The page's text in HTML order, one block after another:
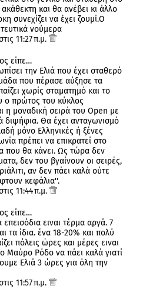
ακάθεκτη και θα ανέβει κι άλλο
συνεχίζει να έχει ζουμί.Ο
νούμερα
11:27 π.μ.
είπε…
την Ελιά που έχει σταθερό
που πέρασε αύξησε τα
χωρίς σταματημό και το
ο πρώτος του κύκλος
η μοναδική σειρά του Open με
διψήφια. Θα έχει ανταγωνισμό
μόνο Ελληνικές ή ξένες
πρέπει να επικρατεί στο
που θα κάνει. Ως τώρα δεν
δεν του βγαίνουν οι σειρές,
αν δεν πάει καλά ούτε
κεφάλια''.
11:44 π.μ.
είπε…
ειναι τέρμα αργά. 7
τα ίδια. ένα 18-20% και πολύ
πόλεις ώρες και μέρες ειναι
Μαύρο Ρόδο να πάει καλά γιατί
Ελιά 3 ώρες για όλη την
11:57 π.μ.